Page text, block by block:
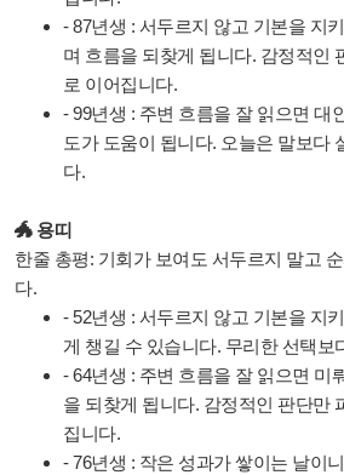
- 87년생 : 서두르지 않고 기본을 지
며 흐름을 되찾게 됩니다. 감정적인
로 이어집니다.
- 99년생 : 주변 흐름을 잘 읽으면 대
도가 도움이 됩니다. 오늘은 말보다
다.
🐲 용띠
한줄 총평: 기회가 보여도 서두르지 말고
다.
- 52년생 : 서두르지 않고 기본을 지
게 챙길 수 있습니다. 무리한 선택보
- 64년생 : 주변 흐름을 잘 읽으면 미
을 되찾게 됩니다. 감정적인 판단만
집니다.
- 76년생 : 작은 성과가 쌓이는 날이